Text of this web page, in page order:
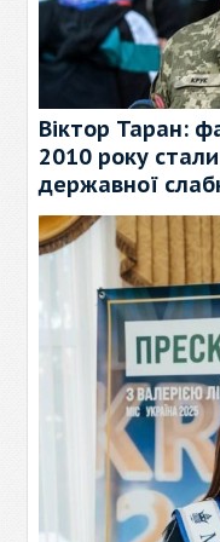
Віктор Таран:
2010 року
державної